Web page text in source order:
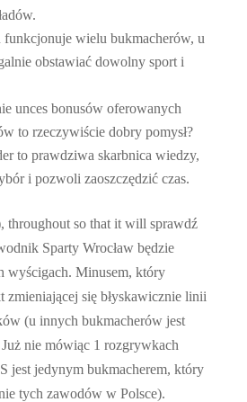
funkcjonuje wielu bukmacherów, u
obstawiać dowolny sport i
unces bonusów oferowanych
to rzeczywiście dobry pomysł?
to prawdziwa skarbnica wiedzy,
i pozwoli zaoszczędzić czas.
throughout so that it will sprawdź
Sparty Wrocław będzie
wyścigach. Minusem, który
zmieniającej się błyskawicznie linii
(u innych bukmacherów jest
nie mówiąc 1 rozgrywkach
jest jedynym bukmacherem, który
tych zawodów w Polsce).